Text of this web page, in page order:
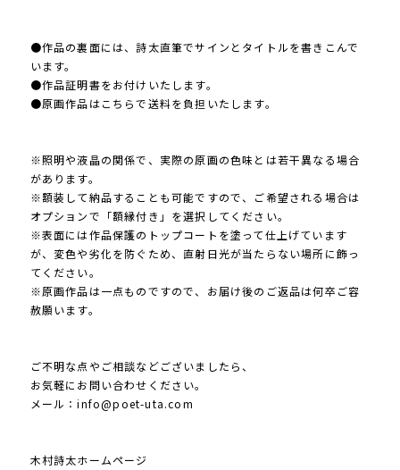
●作品の裏面には、詩太直筆でサインとタイトルを書きこんで
います。
●作品証明書をお付けいたします。
●原画作品はこちらで送料を負担いたします。
※照明や液晶の関係で、実際の原画の色味とは若干異なる場合
があります。
※額装して納品することも可能ですので、ご希望される場合は
オプションで「額縁付き」を選択してください。
※表面には作品保護のトップコートを塗って仕上げています
が、変色や劣化を防ぐため、直射日光が当たらない場所に飾っ
てください。
※原画作品は一点ものですので、お届け後のご返品は何卒ご容
赦願います。
ご不明な点やご相談などございましたら、
お気軽にお問い合わせください。
メール：info@poet-uta.com
木村詩太ホームページ